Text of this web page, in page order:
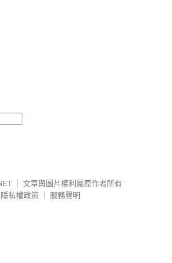
文章與圖片權利屬原作者所有
隱私權政策
服務聲明